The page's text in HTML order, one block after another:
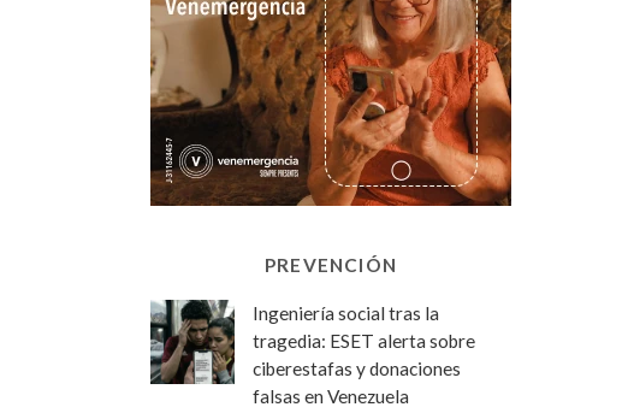
PREVENCIÓN
Ingeniería social tras la
tragedia: ESET alerta sobre
ciberestafas y donaciones
falsas en Venezuela